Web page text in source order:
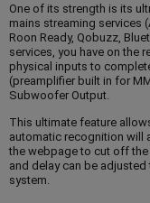
One of its strength is its
mains streaming services
Roon Ready, Qobuzz,
services, you have on the
physical inputs to
(preamplifier built in for
Subwoofer Output.
This ultimate feature
automatic recognition will
the webpage to cut off
and delay can be
system.